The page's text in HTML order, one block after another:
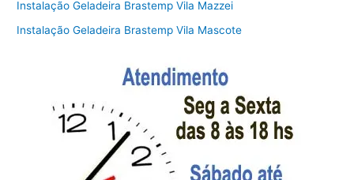
Instalação Geladeira Brastemp Vila Mazzei
Instalação Geladeira Brastemp Vila Mascote